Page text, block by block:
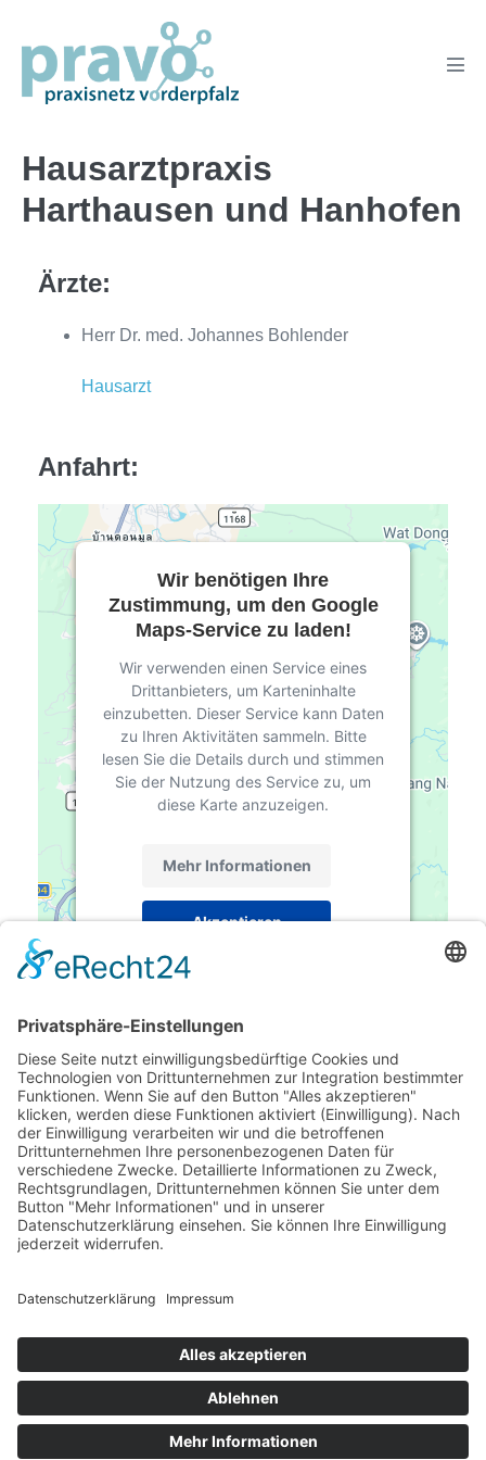
Inhalt
springen
Hausarztpraxis
Harthausen und Hanhofen
Ärzte:
Herr Dr. med. Johannes Bohlender
Hausarzt
Anfahrt:
Wir benötigen Ihre
Zustimmung, um den Google
Maps-Service zu laden!
Wir verwenden einen Service eines
Drittanbieters, um Karteninhalte
einzubetten. Dieser Service kann Daten
zu Ihren Aktivitäten sammeln. Bitte
lesen Sie die Details durch und stimmen
Sie der Nutzung des Service zu, um
diese Karte anzuzeigen.
Mehr Informationen
Akzeptieren
powered by
Management Platform
Kontakt:
Telefon: 0 63 44 56 55 / 93 91 42
E-Mail:praxis-dr.bohlender@web.de
PRAVO Praxisnetz Vorderpfalz, Bahnhofstraße 31 b, 67346
Speyer
Impressum Datenschutzerklärung